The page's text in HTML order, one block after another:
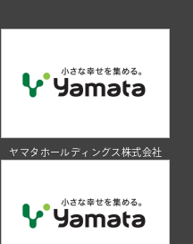
ヤマタホールディングス株式会社